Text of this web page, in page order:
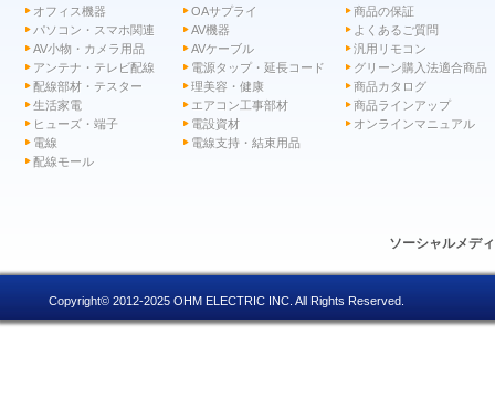
オフィス機器
OAサプライ
パソコン・スマホ関連
AV機器
AV小物・カメラ用品
AVケーブル
アンテナ・テレビ配線
電源タップ・延長コード
配線部材・テスター
理美容・健康
生活家電
エアコン工事部材
ヒューズ・端子
電設資材
電線
電線支持・結束用品
配線モール
商品の保証
よくあるご質問
汎用リモコン
グリーン購入法適合商品
商品カタログ
商品ラインアップ
オンラインマニュアル
ソーシャルメデ
Copyright© 2012-2025 OHM ELECTRIC INC. All Rights Reserved.